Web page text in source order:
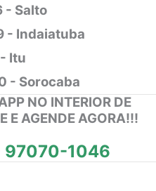
- Salto
- Indaiatuba
Itu
- Sorocaba
NO INTERIOR DE
E AGENDE AGORA!!!
97070-1046